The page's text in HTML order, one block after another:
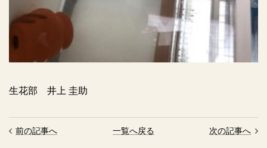
生花部 井上 圭助
前の記事へ 一覧へ戻る 次の記事へ